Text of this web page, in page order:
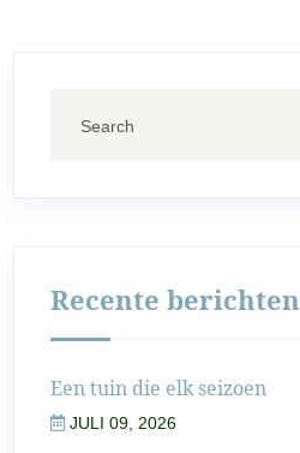
Recente berichten
Een tuin die elk seizoen
JULI 09, 2026